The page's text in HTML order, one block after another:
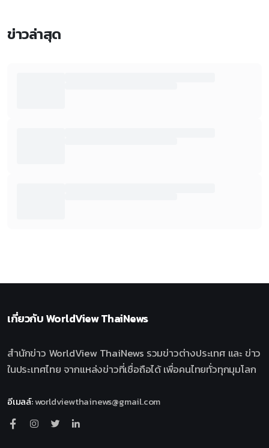
ข่าวล่าสุด
เกี่ยวกับWorldView ThaiNews
สำนักข่าว WorldView ThaiNews รวมข่าวต่างประเทศ และ ข่าว
ในประเทศไทย จากแหล่งข่าวที่เชื่อถือได้ เพื่อคนไทยทั่วทุกมุมโลก
อีเมลล์:worldviewthainews@gmail.com